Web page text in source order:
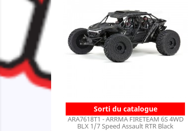
Sorti du catalogue
ARA7618T1 - ARRMA FIRETEAM 6S 4WD
BLX 1/7 Speed Assault RTR Black